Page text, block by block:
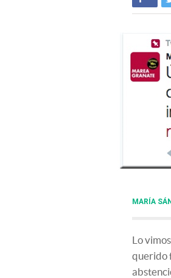
MARÍA
Lo
querido